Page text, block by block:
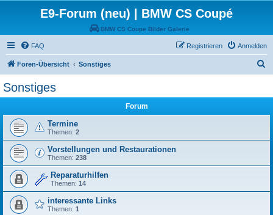
E9-Forum (neu) | BMW CS Coupé
BMW CS Coupe Bilder Galerie
FAQ Anmelden
Registrieren
Foren-Übersicht Sonstiges
Sonstiges
Forum
Termine
Themen: 2
Vorstellungen und Restaurationen
Themen: 238
Reparaturhilfen
Themen: 14
interessante Links
Themen: 1